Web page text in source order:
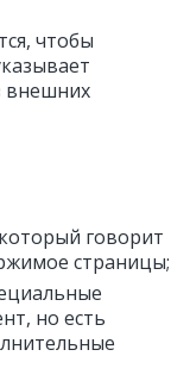
чтобы
внешних
говорит
страницы;
но есть